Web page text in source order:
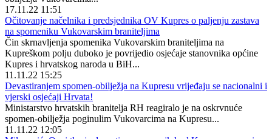
17.11.22 11:51
Očitovanje načelnika i predsjednika OV Kupres o paljenju zastava
na spomeniku Vukovarskim braniteljima
Čin skrnavljenja spomenika Vukovarskim braniteljima na
Kupreškom polju duboko je povrijedio osjećaje stanovnika općine
Kupres i hrvatskog naroda u BiH...
11.11.22 15:25
Devastiranjem spomen-obilježja na Kupresu vrijeđaju se nacionalni i
vjerski osjećaji Hrvata!
Ministarstvo hrvatskih branitelja RH reagiralo je na oskrvnuće
spomen-obilježja poginulim Vukovarcima na Kupresu...
11.11.22 12:05